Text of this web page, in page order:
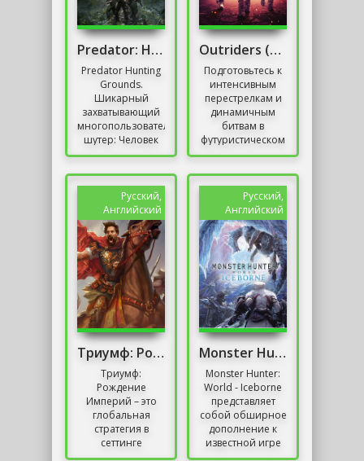
Predator: Hunting Grounds / Онлайн
Predator Hunting
Grounds.
Шикарный
захватывающий
многопользовательский
шутер: Человек
против Хищника.
воля и...
Outriders (PC) Последняя версия
Подготовьтесь к
интенсивным
перестрелкам и
динамичным
битвам в
футуристическом
мире! Вам
миссия, где
каждая секунда
имеет...
Русский,
Английский
Триумф: Рождение Империй
Триумф:
Рождение
Империй – это
глобальная
стратегия в
сеттинге
Средневековья.
Русский,
Английский
Monster Hunter: World - Iceborne
Monster Hunter:
World - Iceborne
представляет
собой обширное
дополнение к
известной игре
Monster Hunter: